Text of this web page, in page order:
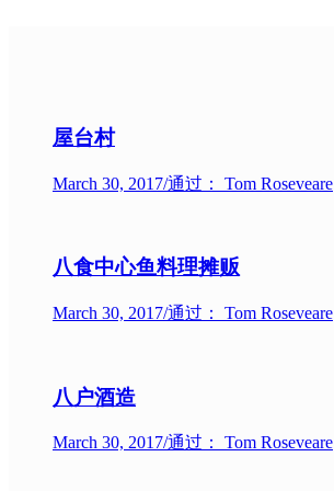
屋台村
March 30, 2017/通过： Tom Roseveare
八食中心鱼料理摊贩
March 30, 2017/通过： Tom Roseveare
八户酒造
March 30, 2017/通过： Tom Roseveare